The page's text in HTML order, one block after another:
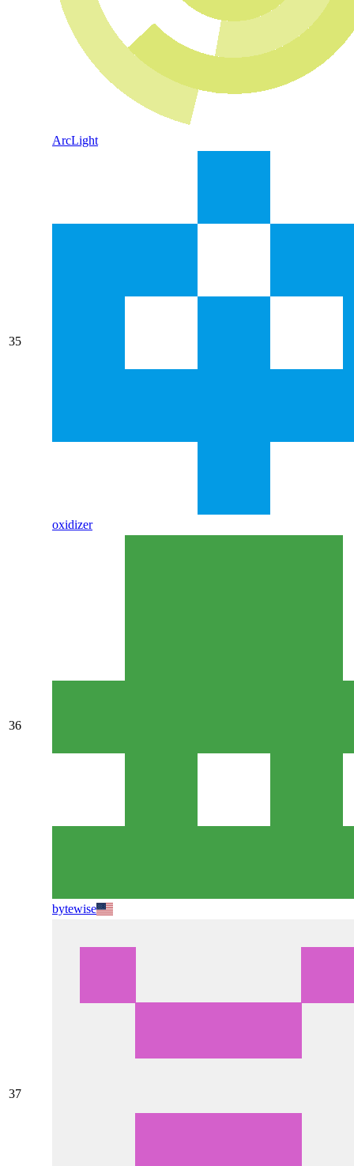
ArcLight
35
oxidizer
36
bytewise
37